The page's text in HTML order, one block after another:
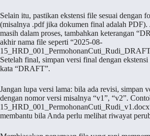
Selain itu, pastikan ekstensi file sesuai dengan
(misalnya .pdf jika dokumen final adalah PDF).
masih dalam proses, tambahkan keterangan
akhir nama file seperti “2025-08-
Setelah final, simpan versi final dengan
kata “DRAFT”.
Jangan lupa versi lama: bila ada revisi, simpan
dengan nomor versi misalnya “v1”, “v2”.
membantu bila Anda perlu melihat riwayat